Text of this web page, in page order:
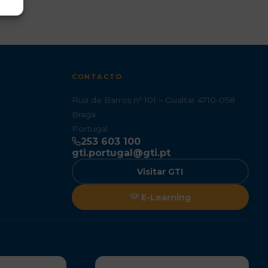
CONTACTO
Rua de Barros nº 101 – Gualtar 4710-058
Braga
Portugal
253 603 100
gti.portugal@gti.pt
Visitar GTI
E-Learning